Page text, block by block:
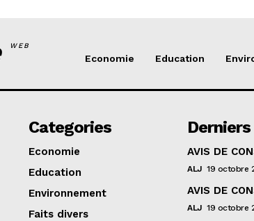
WEB
Economie Education
Categories
Economie
Education
Environnement
Faits divers
AVIS DE
ALJ 19 octobre
AVIS DE
ALJ 19 octobre